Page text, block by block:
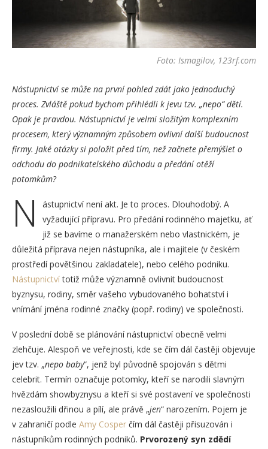
Foto: Ismagilov, 123rf.com
Nástupnictví se může na první pohled zdát jako jednoduchý
proces. Zvláště pokud bychom přihlédli k jevu tzv. „nepo“ dětí.
Opak je pravdou. Nástupnictví je velmi složitým komplexním
procesem, který významným způsobem ovlivní další budoucnost
firmy. Jaké otázky si položit před tím, než začnete přemýšlet o
odchodu do podnikatelského důchodu a předání otěží
potomkům?
N
ástupnictví není akt. Je to proces. Dlouhodobý. A
vyžadující přípravu. Pro předání rodinného majetku, ať
již se bavíme o manažerském nebo vlastnickém, je
důležitá příprava nejen nástupníka, ale i majitele (v českém
prostředí povětšinou zakladatele), nebo celého podniku.
Nástupnictvítotiž může významně ovlivnit budoucnost
byznysu, rodiny, směr vašeho vybudovaného bohatství i
vnímání jména rodinné značky (popř. rodiny) ve společnosti.
V poslední době se plánování nástupnictví obecně velmi
zlehčuje. Alespoň ve veřejnosti, kde se čím dál častěji objevuje
jev tzv. „nepo baby“, jenž byl původně spojován s dětmi
celebrit. Termín označuje potomky, kteří se narodili slavným
hvězdám showbyznysu a kteří si své postavení ve společnosti
nezasloužili dřinou a pílí, ale právě „jen“ narozením. Pojem je
v zahraničí podle Amy Cosper čím dál častěji přisuzován i
nástupníkům rodinných podniků. Prvorozený syn zdědí